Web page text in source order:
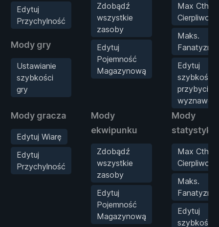
Edytuj
Przychylność
Mody gry
Ustawianie
szybkości
gry
Zdobądź
wszystkie
zasoby
Edytuj
Pojemność
Magazynową
Max
Cierpliwość
Maks.
Fanatyzm
Edytuj
szybkość
przybycia
Mody gracza
Edytuj Wiarę
Edytuj
Przychylność
Mody
ekwipunku
Zdobądź
wszystkie
zasoby
Edytuj
Pojemność
Magazynową
Mody
statystyk
Max
Cierpliwość
Maks.
Fanatyzm
Edytuj
szybkość